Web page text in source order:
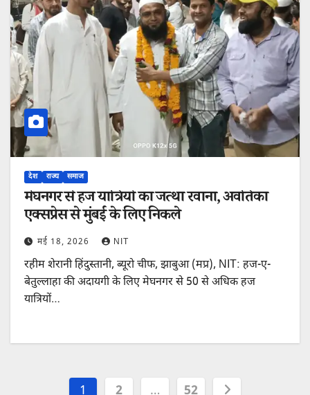
देश राज्य समाज
मेघनगर से हज यात्रियों का जत्था रवाना, अवंतिका
एक्सप्रेस से मुंबई के लिए निकले
मई 18, 2026 NIT
रहीम शेरानी हिंदुस्तानी, ब्यूरो चीफ, झाबुआ (मप्र), NIT: हज-ए-
बेतुल्लाहा की अदायगी के लिए मेघनगर से 50 से अधिक हज
यात्रियों…
1 2 … 52